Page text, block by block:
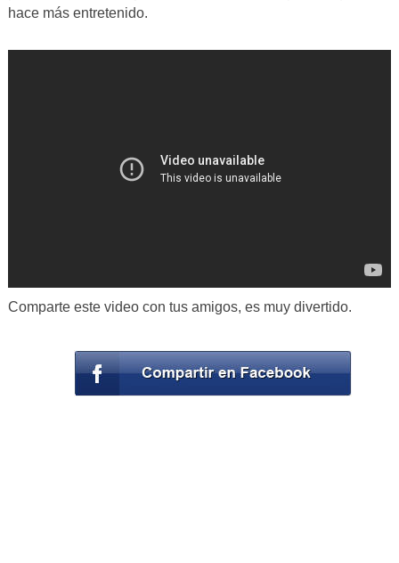
hace más entretenido.
Comparte este video con tus amigos, es muy divertido.